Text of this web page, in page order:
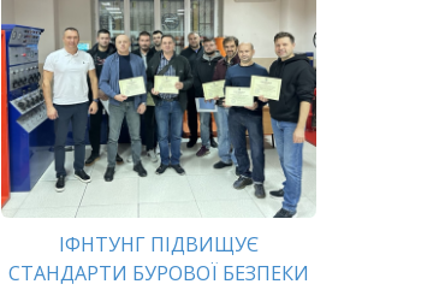
ІФНТУНГ ПІДВИЩУЄ
СТАНДАРТИ БУРОВОЇ БЕЗПЕКИ